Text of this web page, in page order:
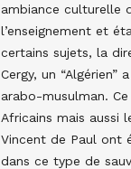
ambiance culturelle
l’enseignement et
certains sujets, la
Cergy, un “Algérien”
arabo-musulman.
Africains mais aussi
Vincent de Paul ont
dans ce type de